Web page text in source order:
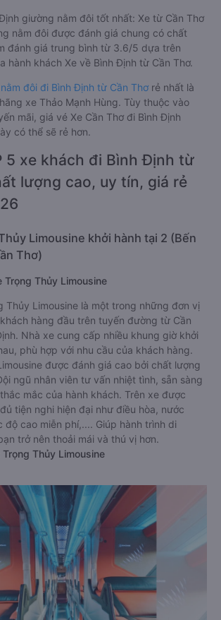
giường nằm đôi tốt nhất: Xe từ Cần Thơ
nằm đôi được đánh giá chung có chất
đánh giá trung bình từ 3.6/5 dựa trên
hành khách Xe về Bình Định từ Cần Thơ.
đôi đi Bình Định từ Cần Thơ rẻ nhất là
xe Thảo Mạnh Hùng. Tùy thuộc vào
mãi, giá vé Xe Cần Thơ đi Bình Định
có thể sẽ rẻ hơn.
5 xe khách đi Bình Định từ
lượng cao, uy tín, giá rẻ
Limousine khởi hành tại 2 (Bến
Thơ)
Trọng Thủy Limousine
Thủy Limousine là một trong những đơn vị
hàng đầu trên tuyến đường từ Cần
Nhà xe cung cấp nhiều khung giờ khởi
phù hợp với nhu cầu của khách hàng.
được đánh giá cao bởi chất lượng
ngũ nhân viên tư vấn nhiệt tình, sẵn sàng
mắc của hành khách. Trên xe được
tiện nghi hiện đại như điều hòa, nước
độ cao miễn phí,.... Giúp hành trình di
trở nên thoải mái và thú vị hơn.
Thủy Limousine